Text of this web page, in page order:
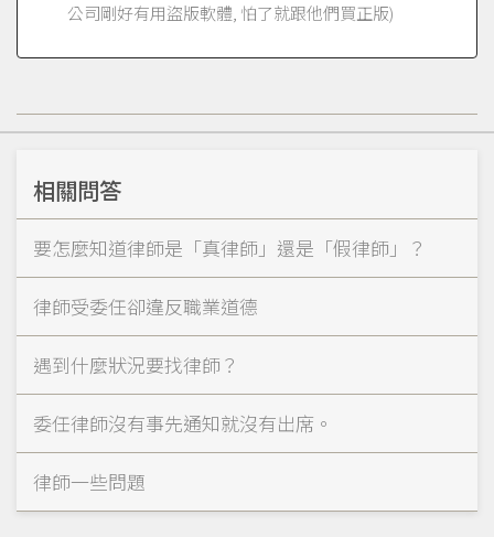
公司剛好有用盜版軟體, 怕了就跟他們買正版)
相關問答
要怎麼知道律師是「真律師」還是「假律師」？
律師受委任卻違反職業道德
遇到什麼狀況要找律師？
委任律師沒有事先通知就沒有出席。
律師一些問題